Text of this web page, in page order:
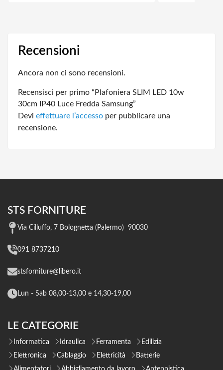
Recensioni
Ancora non ci sono recensioni.
Recensisci per primo “Plafoniera SLIM LED 10w
30cm IP40 Luce Fredda Samsung”
Devi effettuare l’accesso per pubblicare una
recensione.
STS FORNITURE
Via Cilluffo, 7 Bolognetta (Palermo) 90030
091 8737210
stsforniture@libero.it
Lun - Sab 08,00-13,00 e 14,30-19,00
LE CATEGORIE
Informatica Idraulica Ferramenta
Edilizia
Elettronica
Cablaggio Elettricità
Batterie